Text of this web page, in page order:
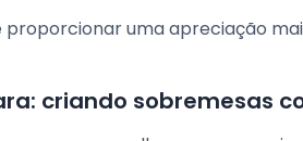
proporcionar uma apreciação
criando sobremesas